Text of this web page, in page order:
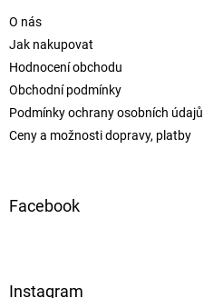
O nás
Jak nakupovat
Hodnocení obchodu
Obchodní podmínky
Podmínky ochrany osobních údajů
Ceny a možnosti dopravy, platby
Facebook
Instagram